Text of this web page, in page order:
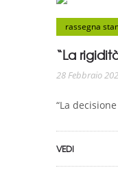
rassegna
“La
28 Febbraio
“La
VEDI